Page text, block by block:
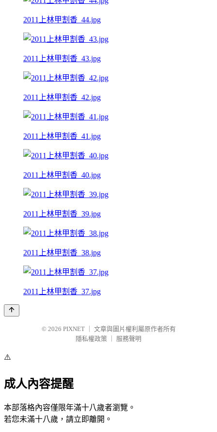
2011上林甲割香_44.jpg
2011上林甲割香_43.jpg
2011上林甲割香_42.jpg
2011上林甲割香_41.jpg
2011上林甲割香_40.jpg
2011上林甲割香_39.jpg
2011上林甲割香_38.jpg
2011上林甲割香_37.jpg
© 2026 PIXNET
文章與圖片權利屬原作者所有
隱私權政策
服務聲明
⚠️
成人內容提醒
本部落格內容僅限年滿十八歲者瀏覽。
若您未滿十八歲，請立即離開。